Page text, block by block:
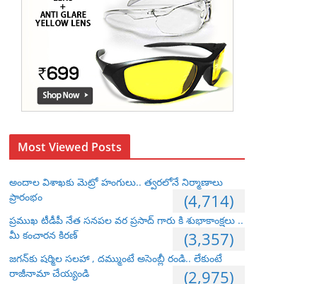
Most Viewed Posts
అందాల విశాఖకు మెట్రో హంగులు.. త్వరలోనే నిర్మాణాలు
ప్రారంభం
(4,714)
ప్రముఖ టీడీపీ నేత సనపల వర ప్రసాద్ గారు కి శుభాకాంక్షలు ..
మీ కంచారన కిరణ్
(3,357)
జగన్‌కు షర్మిల సలహా , దమ్ముంటే అసెంబ్లీ రండి.. లేకుంటే
రాజీనామా చేయ్యండి
(2,975)